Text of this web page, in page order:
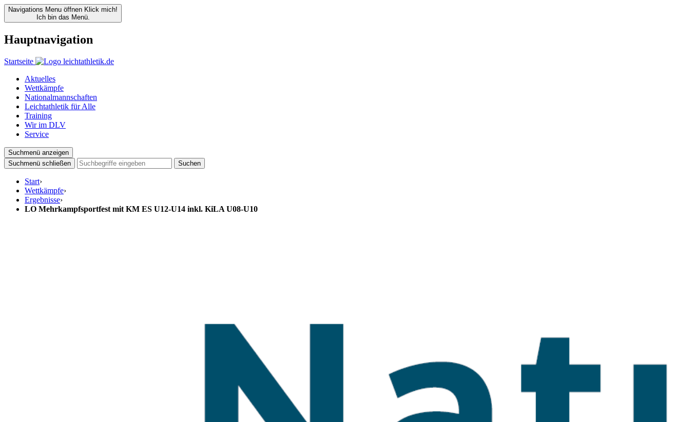
Navigations Menu öffnen Klick mich!
Ich bin das Menü.
Hauptnavigation
Startseite
Aktuelles
Wettkämpfe
Nationalmannschaften
Leichtathletik für Alle
Training
Wir im DLV
Service
Suchmenü anzeigen
Suchmenü schließen
Suchen
Start›
Wettkämpfe›
Ergebnisse›
LO Mehrkampfsportfest mit KM ES U12-U14 inkl. KiLA U08-U10